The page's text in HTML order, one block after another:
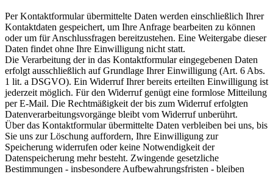
Per Kontaktformular übermittelte Daten werden einschließlich Ihrer
Kontaktdaten gespeichert, um Ihre Anfrage bearbeiten zu können
oder um für Anschlussfragen bereitzustehen. Eine Weitergabe dieser
Daten findet ohne Ihre Einwilligung nicht statt.
Die Verarbeitung der in das Kontaktformular eingegebenen Daten
erfolgt ausschließlich auf Grundlage Ihrer Einwilligung (Art. 6 Abs.
1 lit. a DSGVO). Ein Widerruf Ihrer bereits erteilten Einwilligung ist
jederzeit möglich. Für den Widerruf genügt eine formlose Mitteilung
per E-Mail. Die Rechtmäßigkeit der bis zum Widerruf erfolgten
Datenverarbeitungsvorgänge bleibt vom Widerruf unberührt.
Über das Kontaktformular übermittelte Daten verbleiben bei uns, bis
Sie uns zur Löschung auffordern, Ihre Einwilligung zur
Speicherung widerrufen oder keine Notwendigkeit der
Datenspeicherung mehr besteht. Zwingende gesetzliche
Bestimmungen - insbesondere Aufbewahrungsfristen - bleiben